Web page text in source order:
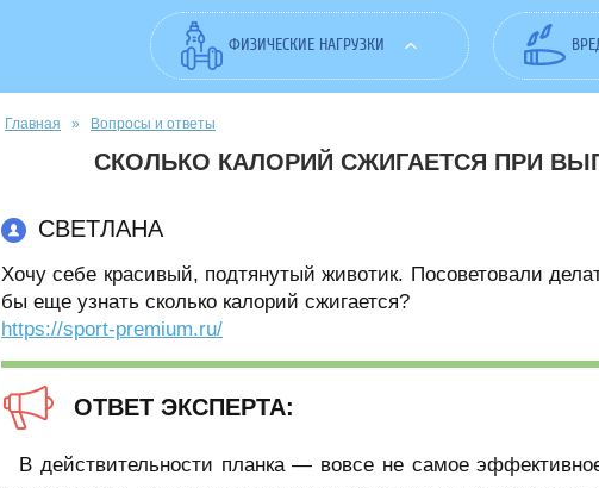
ФИЗИЧЕСКИЕ НАГРУЗКИ
Вы здесь
Главная » Вопросы и ответы
СКОЛЬКО КАЛОРИЙ СЖИГАЕТСЯ ПРИ
СВЕТЛАНА
Хочу себе красивый, подтянутый животик. Посоветовали
бы еще узнать сколько калорий сжигается?
https://sport-premium.ru/
ОТВЕТ ЭКСПЕРТА:
В действительности планка — вовсе не самое